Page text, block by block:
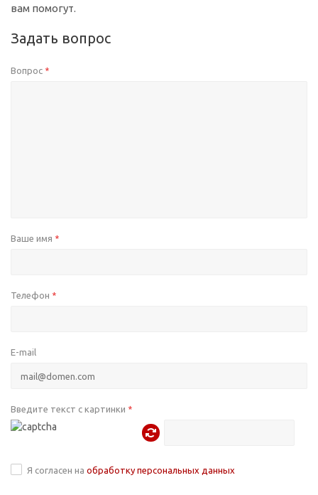
вам помогут.
Задать вопрос
Вопрос *
Ваше имя *
Телефон *
E-mail
Введите текст с картинки *
Я согласен на обработку персональных данных